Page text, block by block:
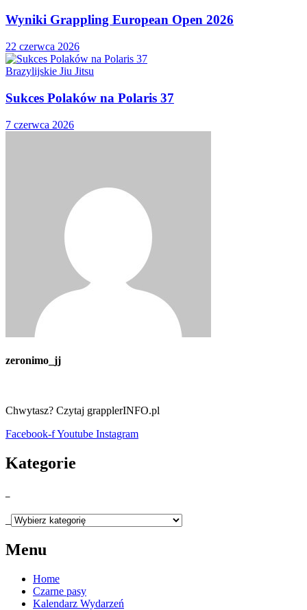
Wyniki Grappling European Open 2026
22 czerwca 2026
Brazylijskie Jiu Jitsu
Sukces Polaków na Polaris 37
7 czerwca 2026
zeronimo_jj
Chwytasz? Czytaj grapplerINFO.pl
Facebook-fYoutube Instagram
Kategorie
Menu
Home
Czarne pasy
Kalendarz Wydarzeń